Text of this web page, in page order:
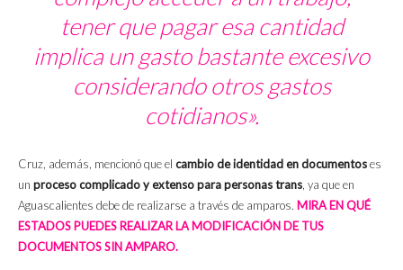
tener que pagar esa cantidad
implica un gasto bastante excesivo
considerando otros gastos
cotidianos».
Cruz, además, mencionó que el cambio de identidad en documentoses
un proceso complicado y extenso para personas trans, ya que en
Aguascalientes debe de realizarse a través de amparos. MIRA EN QUÉ
ESTADOS PUEDES REALIZAR LA MODIFICACIÓN DE TUS
DOCUMENTOS SIN AMPARO.